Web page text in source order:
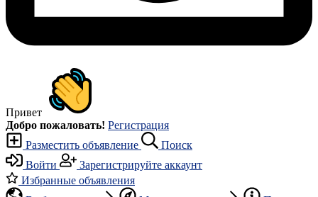
Привет
Добро пожаловать! Регистрация
Разместить объявление
Поиск
Войти
Зарегистрируйте аккаунт
Избранные объявления